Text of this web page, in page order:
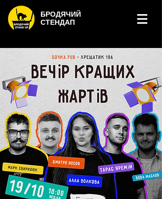
БРОДЯЧИЙ
СТЕНДАП